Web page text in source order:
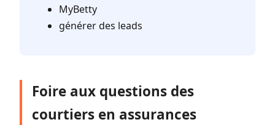
MyBetty
générer des leads
Foire aux questions des
courtiers en assurances